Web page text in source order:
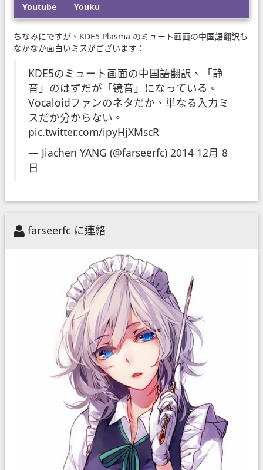
Youtube Youku
ちなみにですが、KDE5 Plasma のミュート画面の中国語翻訳も
なかなか面白いミスがございます：
KDE5のミュート画面の中国語翻訳、「静
音」のはずだが「镜音」になっている。
Vocaloidファンのネタだか、単なる入力ミ
スだか分からない。
pic.twitter.com/ipyHjXMscR
— Jiachen YANG (@farseerfc) 2014 12月 8
日
farseerfc に連絡